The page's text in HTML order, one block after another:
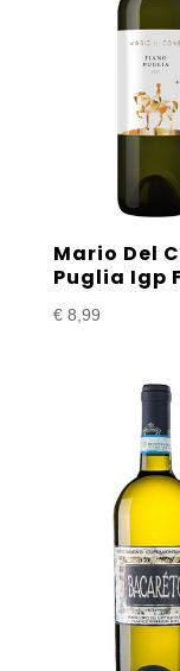
Mario Del
Puglia Igp
€8,99